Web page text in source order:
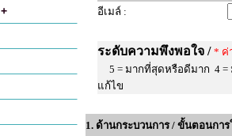
อีเมล์ :
ระดับความพึงพอใจ / * ค่
5 = มากที่สุดหรือดีมาก 4 =
แก้ไข
1. ด้านกระบวนการ / ขั้นตอนการ